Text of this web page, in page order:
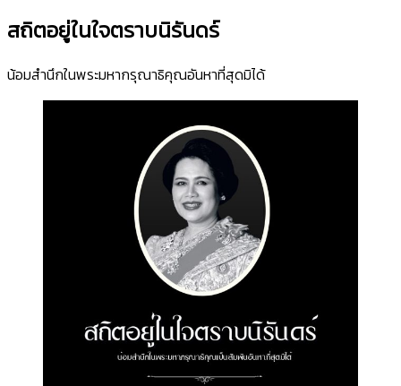
สถิตอยู่ในใจตราบนิรันดร์
น้อมสำนึกในพระมหากรุณาธิคุณอันหาที่สุดมิได้